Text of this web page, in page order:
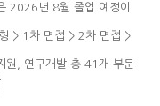
2026년 8월 졸업 예정이
> 1차 면접 > 2차 면접 >
원, 연구개발 총 41개 부문